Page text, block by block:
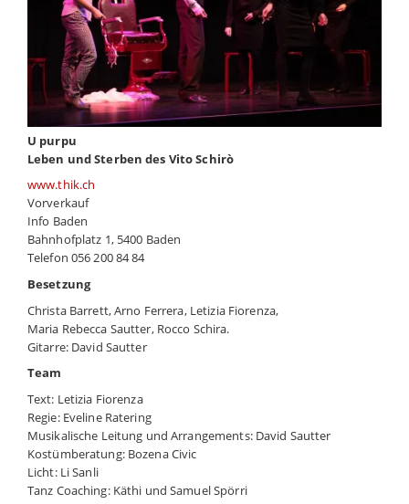
U purpu
Leben und Sterben des Vito Schirò
www.thik.ch
Vorverkauf
Info Baden
Bahnhofplatz 1, 5400 Baden
Telefon 056 200 84 84
Besetzung
Christa Barrett, Arno Ferrera, Letizia Fiorenza,
Maria Rebecca Sautter, Rocco Schira.
Gitarre: David Sautter
Team
Text: Letizia Fiorenza
Regie: Eveline Ratering
Musikalische Leitung und Arrangements: David Sautter
Kostümberatung: Bozena Civic
Licht: Li Sanli
Tanz Coaching: Käthi und Samuel Spörri